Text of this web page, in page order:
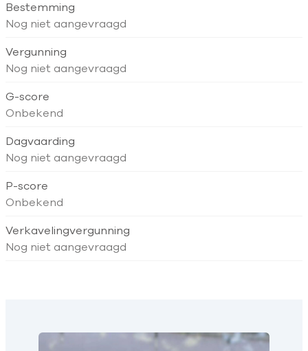
Bestemming
Nog niet aangevraagd
Vergunning
Nog niet aangevraagd
G-score
Onbekend
Dagvaarding
Nog niet aangevraagd
P-score
Onbekend
Verkavelingvergunning
Nog niet aangevraagd